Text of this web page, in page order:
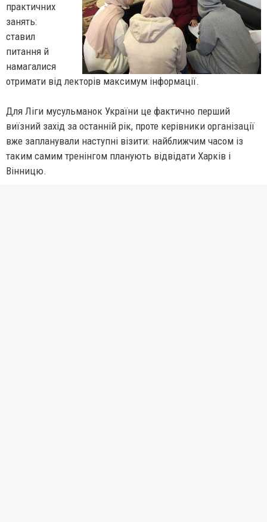
практичних
занять:
ставил
питання й
намагалися
отримати від лекторів максимум інформації.
Для Ліги мусульманок України це фактично перший
виїзний захід за останній рік, проте керівники організації
вже запланували наступні візити: найближчим часом із
таким самим тренінгом планують відвідати Харків і
Вінницю.